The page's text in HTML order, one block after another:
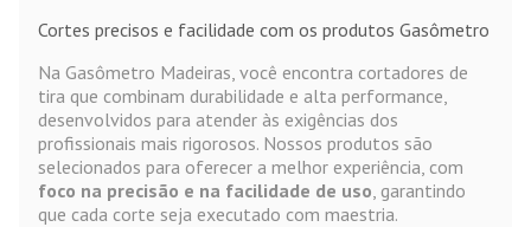
Cortes precisos e facilidade com os produtos Gasômetro
Na Gasômetro Madeiras, você encontra cortadores de
tira que combinam durabilidade e alta performance,
desenvolvidos para atender às exigências dos
profissionais mais rigorosos. Nossos produtos são
selecionados para oferecer a melhor experiência, com
foco na precisão e na facilidade de uso, garantindo
que cada corte seja executado com maestria.